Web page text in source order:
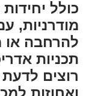
כולל יחידות
מודרניות,
להרחבה או
תכניות
רוצים לדעת
ואחוזות